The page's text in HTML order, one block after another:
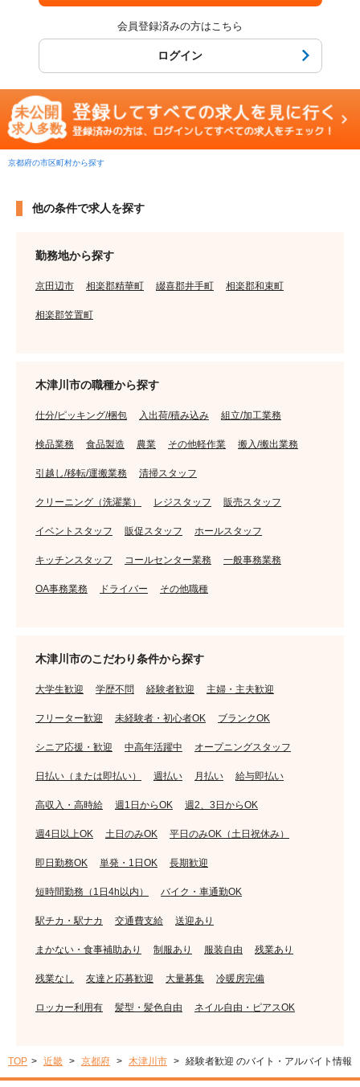
会員登録済みの方はこちら
ログイン
京都府の市区町村から探す
他の条件で求人を探す
勤務地から探す
京田辺市 相楽郡精華町 綴喜郡井手町 相楽郡和束町
相楽郡笠置町
木津川市の職種から探す
仕分/ピッキング/梱包 入出荷/積み込み 組立/加工業務
検品業務 食品製造 農業 その他軽作業 搬入/搬出業務
引越し/移転/運搬業務 清掃スタッフ
クリーニング（洗濯業） レジスタッフ 販売スタッフ
イベントスタッフ 販促スタッフ ホールスタッフ
キッチンスタッフ コールセンター業務 一般事務業務
OA事務業務 ドライバー その他職種
木津川市のこだわり条件から探す
大学生歓迎 学歴不問 経験者歓迎 主婦・主夫歓迎
フリーター歓迎 未経験者・初心者OK ブランクOK
シニア応援・歓迎 中高年活躍中 オープニングスタッフ
日払い（または即払い） 週払い 月払い 給与即払い
高収入・高時給 週1日からOK 週2、3日からOK
週4日以上OK 土日のみOK 平日のみOK（土日祝休み）
即日勤務OK 単発・1日OK 長期歓迎
短時間勤務（1日4h以内） バイク・車通勤OK
駅チカ・駅ナカ 交通費支給 送迎あり
まかない・食事補助あり 制服あり 服装自由 残業あり
残業なし 友達と応募歓迎 大量募集 冷暖房完備
ロッカー利用有 髪型・髪色自由 ネイル自由・ピアスOK
TOP 近畿 京都府 木津川市 経験者歓迎 のバイト・アルバイト情報